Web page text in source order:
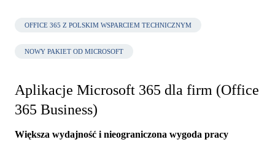
OFFICE 365 Z POLSKIM WSPARCIEM TECHNICZNYM
NOWY PAKIET OD MICROSOFT
Aplikacje Microsoft 365 dla firm (Office
365 Business)
Większa wydajność i nieograniczona wygoda pracy